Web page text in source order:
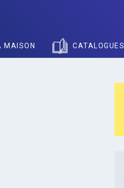
MAISON CATALOGUES